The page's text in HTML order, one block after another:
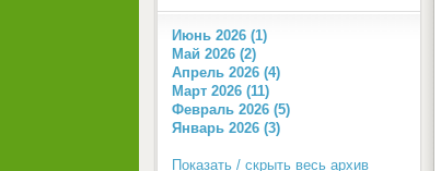
Июнь 2026 (1)
Май 2026 (2)
Апрель 2026 (4)
Март 2026 (11)
Февраль 2026 (5)
Январь 2026 (3)
Показать / скрыть весь архив